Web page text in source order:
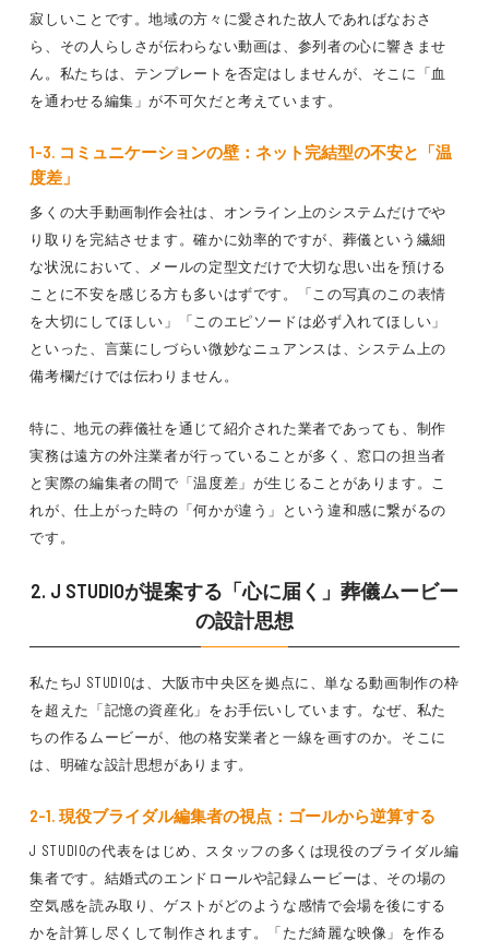
寂しいことです。地域の方々に愛された故人であればなおさ
ら、その人らしさが伝わらない動画は、参列者の心に響きませ
ん。私たちは、テンプレートを否定はしませんが、そこに「血
を通わせる編集」が不可欠だと考えています。
1-3. コミュニケーションの壁：ネット完結型の不安と「温
度差」
多くの大手動画制作会社は、オンライン上のシステムだけでや
り取りを完結させます。確かに効率的ですが、葬儀という繊細
な状況において、メールの定型文だけで大切な思い出を預ける
ことに不安を感じる方も多いはずです。「この写真のこの表情
を大切にしてほしい」「このエピソードは必ず入れてほしい」
といった、言葉にしづらい微妙なニュアンスは、システム上の
備考欄だけでは伝わりません。
特に、地元の葬儀社を通じて紹介された業者であっても、制作
実務は遠方の外注業者が行っていることが多く、窓口の担当者
と実際の編集者の間で「温度差」が生じることがあります。こ
れが、仕上がった時の「何かが違う」という違和感に繋がるの
です。
2. J STUDIOが提案する「心に届く」葬儀ムービー
の設計思想
私たちJ STUDIOは、大阪市中央区を拠点に、単なる動画制作の枠
を超えた「記憶の資産化」をお手伝いしています。なぜ、私た
ちの作るムービーが、他の格安業者と一線を画すのか。そこに
は、明確な設計思想があります。
2-1. 現役ブライダル編集者の視点：ゴールから逆算する
J STUDIOの代表をはじめ、スタッフの多くは現役のブライダル編
集者です。結婚式のエンドロールや記録ムービーは、その場の
空気感を読み取り、ゲストがどのような感情で会場を後にする
かを計算し尽くして制作されます。「ただ綺麗な映像」を作る